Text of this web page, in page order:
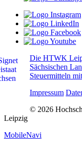
Die HTWK
Sächsischen
Steuermitteln
Impressum
© 2026
Leipzig
MobileNavi